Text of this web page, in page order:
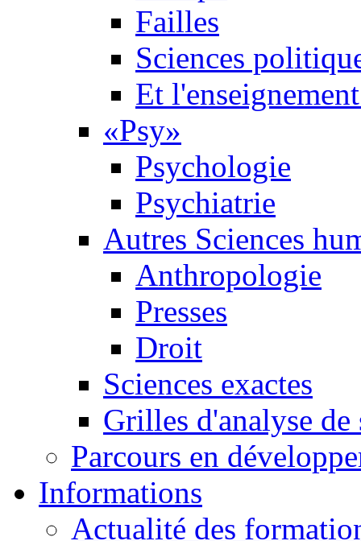
Failles
Sciences
Et
«Psy»
Psychologie
Psychiatrie
Autres Sciences
Anthropologie
Presses
Droit
Sciences exactes
Grilles d'analyse de
Parcours en
Informations
Actualité des